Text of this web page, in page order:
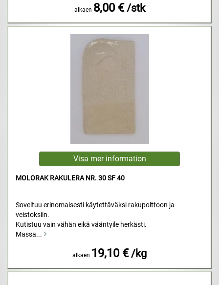
alkaen 8,00 € /stk
MOLORAK RAKULERA NR. 30 SF 40
Soveltuu erinomaisesti käytettäväksi rakupolttoon ja
veistoksiin.
Kutistuu vain vähän eikä vääntyile herkästi.
Massa...
alkaen 19,10 € /kg